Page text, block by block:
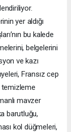
yer aldığı
bu kalede
belgelerini
ve kazı
Fransız cep
temizleme
mavzer
barutluğu,
kol düğmeleri,